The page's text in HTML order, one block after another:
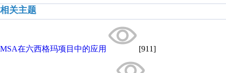
相关主题
MSA在六西格玛项目中的应用 [911]